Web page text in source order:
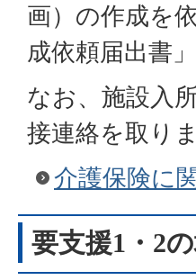
画）の作成を
成依頼届出書
なお、施設入
接連絡を取りま
介護保険に
要支援1・2